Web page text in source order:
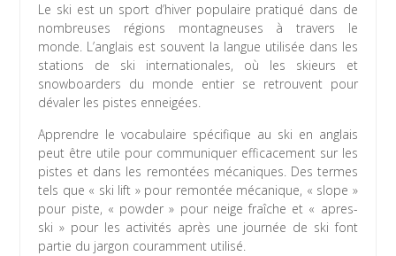
Le ski est un sport d’hiver populaire pratiqué dans de
nombreuses régions montagneuses à travers le
monde. L’anglais est souvent la langue utilisée dans les
stations de ski internationales, où les skieurs et
snowboarders du monde entier se retrouvent pour
dévaler les pistes enneigées.
Apprendre le vocabulaire spécifique au ski en anglais
peut être utile pour communiquer efficacement sur les
pistes et dans les remontées mécaniques. Des termes
tels que « ski lift » pour remontée mécanique, « slope »
pour piste, « powder » pour neige fraîche et « apres-
ski » pour les activités après une journée de ski font
partie du jargon couramment utilisé.